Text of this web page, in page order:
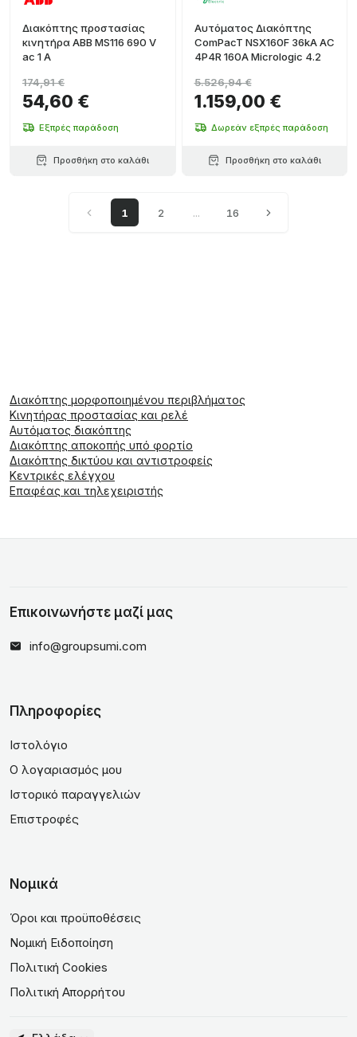
Διακόπτης προστασίας
κινητήρα ABB MS116 690 V
ac 1 A
54,60 €
174,91 €
Εξπρές παράδοση
Προσθήκη στο καλάθι
Αυτόματος Διακόπτης
ComPacT NSX160F 36kA AC
4P4R 160A Micrologic 4.2
1.159,00 €
5.526,94 €
Δωρεάν εξπρές παράδοση
Προσθήκη στο καλάθι
1 2 ... 16
Διακόπτης μορφοποιημένου περιβλήματος
Κινητήρας προστασίας και ρελέ
Αυτόματος διακόπτης
Διακόπτης αποκοπής υπό φορτίο
Διακόπτης δικτύου και αντιστροφείς
Κεντρικές ελέγχου
Επαφέας και τηλεχειριστής
Επικοινωνήστε μαζί μας
info@groupsumi.com
Πληροφορίες
Ιστολόγιο
Ο λογαριασμός μου
Ιστορικό παραγγελιών
Επιστροφές
Νομικά
Όροι και προϋποθέσεις
Νομική Ειδοποίηση
Πολιτική Cookies
Πολιτική Απορρήτου